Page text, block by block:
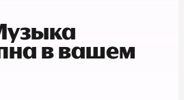
в вашем